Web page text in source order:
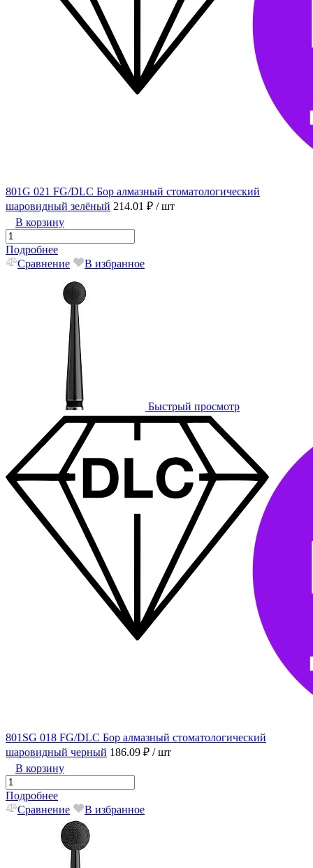
801G 021 FG/DLC Бор алмазный стоматологический
шаровидный зелёный 214.01 ₽ / шт
В корзину
Подробнее
Сравнение
В избранное
Быстрый просмотр
801SG 018 FG/DLC Бор алмазный стоматологический
шаровидный черный 186.09 ₽ / шт
В корзину
Подробнее
Сравнение
В избранное